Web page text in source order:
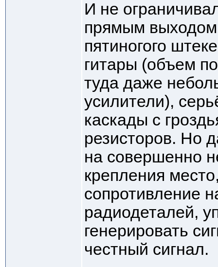
И не
прямым выходом
пятиногого
гитары (объем
туда даже
усилители),
каскады с
резисторов. Но
на совершенно
крепления
сопротивление
радиодеталей,
генерировать
честный сигнал.